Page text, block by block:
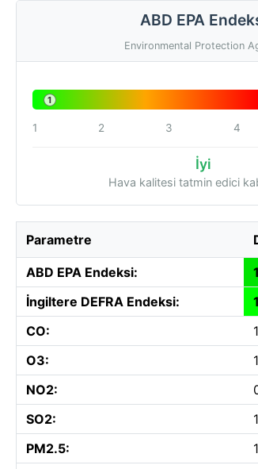
ABD EPA
Environmental Protection
1
1 2 3 4
İyi
Hava kalitesi tatmin edici
Parametre
ABD EPA Endeksi:
İngiltere DEFRA Endeksi:
CO:
O3:
NO2:
SO2:
PM2.5: